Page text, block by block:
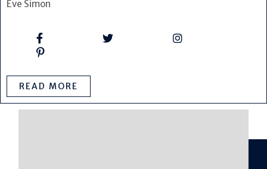
Eve Simon
READ MORE